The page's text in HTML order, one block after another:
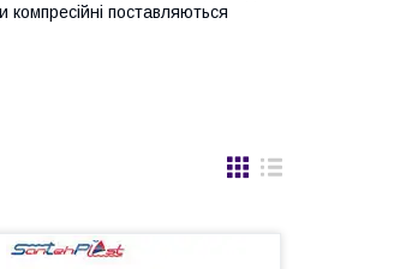
компресійні поставляються